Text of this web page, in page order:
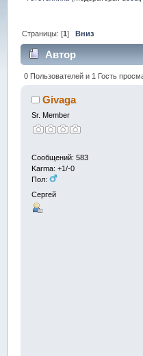
Страницы: [1]Вниз
Автор
0 Пользователей и 1 Гость
Givaga
Sr. Member
Сообщений: 583
Karma: +1/-0
Пол:
Сергей